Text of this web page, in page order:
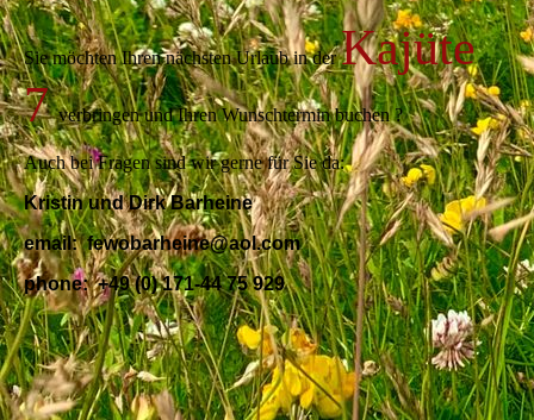
Sie möchten Ihren nächsten Urlaub in derKajüte
7verbringen und Ihren Wunschtermin buchen ?
Auch bei Fragen sind wir gerne für Sie da:
Kristin und Dirk Barheine
email: fewobarheine@aol.com
phone: +49 (0) 171-44 75 929